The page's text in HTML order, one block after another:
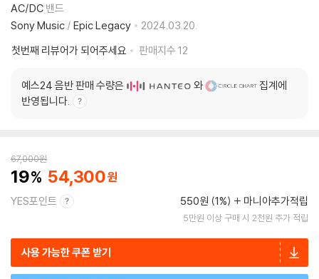
AC/DC 밴드
Sony Music / Epic Legacy
2024.03.20.
첫번째 리뷰어가 되어주세요
판매지수 12
예스24 음반 판매 수량은 와
집계에
반영됩니다.
67,000원
19 54,300
YES포인트 550원 (1%) 마니아추가적립
5만원 이상 구매 시 2천원 추가 적립
사용 가능한 쿠폰 받기